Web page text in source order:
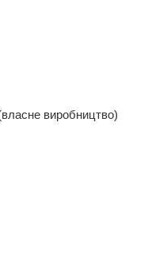
виробництво)